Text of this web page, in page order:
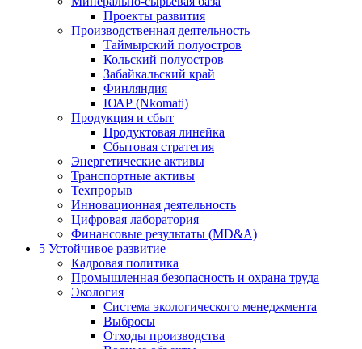
Проекты развития
Производственная деятельность
Таймырский полуостров
Кольский полуостров
Забайкальский край
Финляндия
ЮАР (Nkomati)
Продукция и сбыт
Продуктовая линейка
Сбытовая стратегия
Энергетические активы
Транспортные активы
Техпрорыв
Инновационная деятельность
Цифровая лаборатория
Финансовые результаты (MD&A)
5 Устойчивое развитие
Кадровая политика
Промышленная безопасность и охрана труда
Экология
Система экологического менеджмента
Выбросы
Отходы производства